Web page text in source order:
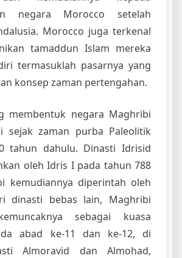
negara Morocco setelah
Morocco juga terkenal
tamaddun Islam mereka
termasuklah pasarnya yang
konsep zaman pertengahan.
membentuk negara Maghribi
sejak zaman purba Paleolitik
tahun dahulu. Dinasti Idrisid
oleh Idris I pada tahun 788
kemudiannya diperintah oleh
dinasti bebas lain, Maghribi
sebagai kuasa
abad ke-11 dan ke-12, di
Almoravid dan Almohad,